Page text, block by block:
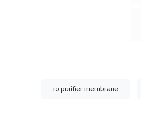
ro purifier membrane